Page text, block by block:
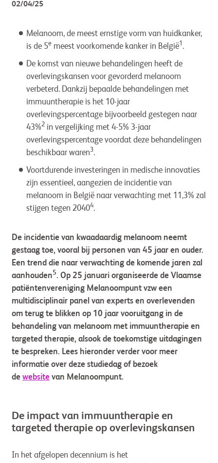
02/04/25
Melanoom, de meest ernstige vorm van huidkanker,
is de 5e meest voorkomende kanker in België1 .
De komst van nieuwe behandelingen heeft de
overlevingskansen voor gevorderd melanoom
verbeterd. Dankzij bepaalde behandelingen met
immuuntherapie is het 10-jaar
overlevingspercentage bijvoorbeeld gestegen naar
43%2 in vergelijking met 4-5% 3-jaar
overlevingspercentage voordat deze behandelingen
beschikbaar waren3.
Voortdurende investeringen in medische innovaties
zijn essentieel, aangezien de incidentie van
melanoom in België naar verwachting met 11,3% zal
stijgen tegen 20404.
De incidentie van kwaadaardig melanoom neemt
gestaag toe, vooral bij personen van 45 jaar en ouder.
Een trend die naar verwachting de komende jaren zal
aanhouden5. Op 25 januari organiseerde de Vlaamse
patiëntenvereniging Melanoompunt vzw een
multidisciplinair panel van experts en overlevenden
om terug te blikken op 10 jaar vooruitgang in de
behandeling van melanoom met immuuntherapie en
targeted therapie, alsook de toekomstige uitdagingen
te bespreken. Lees hieronder verder voor meer
informatie over deze studiedag of bezoek
de website van Melanoompunt.
De impact van immuuntherapie en
targeted therapie op overlevingskansen
In het afgelopen decennium is het